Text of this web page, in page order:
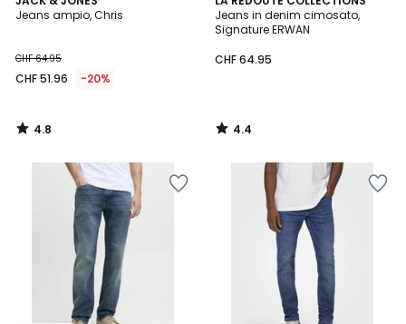
Jeans ampio, Chris
CHF 64.95
CHF 51.96 -20%
/ 5
4.8
/
Jeans in denim cimosato,
Signature ERWAN
CHF 64.95
/ 5
4.4
/